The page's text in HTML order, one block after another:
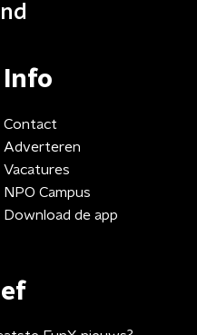
Info
Contact
Adverteren
Vacatures
NPO Campus
Download de app